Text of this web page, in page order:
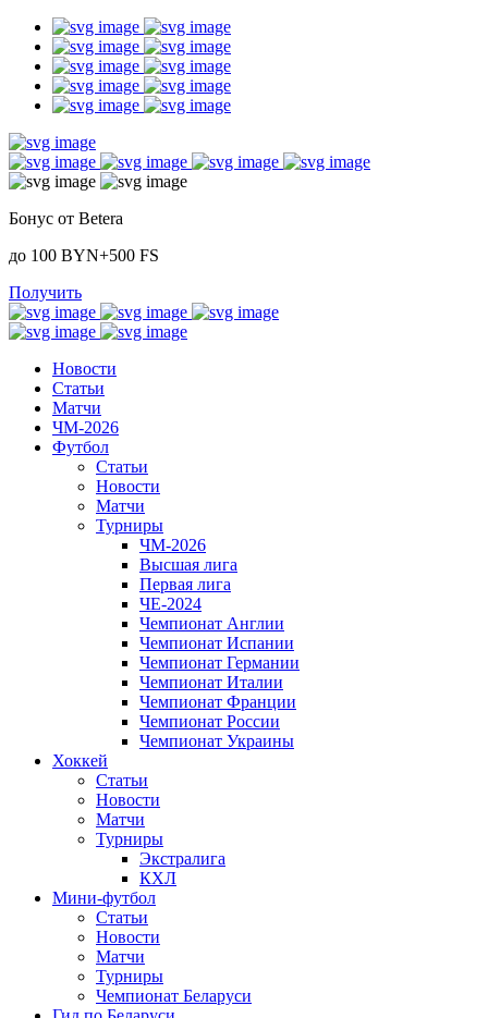
Бонус от Betera
до 100 BYN+500 FS
Получить
Новости
Статьи
Матчи
ЧМ-2026
Футбол
Статьи
Новости
Матчи
Турниры
ЧМ-2026
Высшая лига
Первая лига
ЧЕ-2024
Чемпионат Англии
Чемпионат Испании
Чемпионат Германии
Чемпионат Италии
Чемпионат Франции
Чемпионат России
Чемпионат Украины
Хоккей
Статьи
Новости
Матчи
Турниры
Экстралига
КХЛ
Мини-футбол
Статьи
Новости
Матчи
Турниры
Чемпионат Беларуси